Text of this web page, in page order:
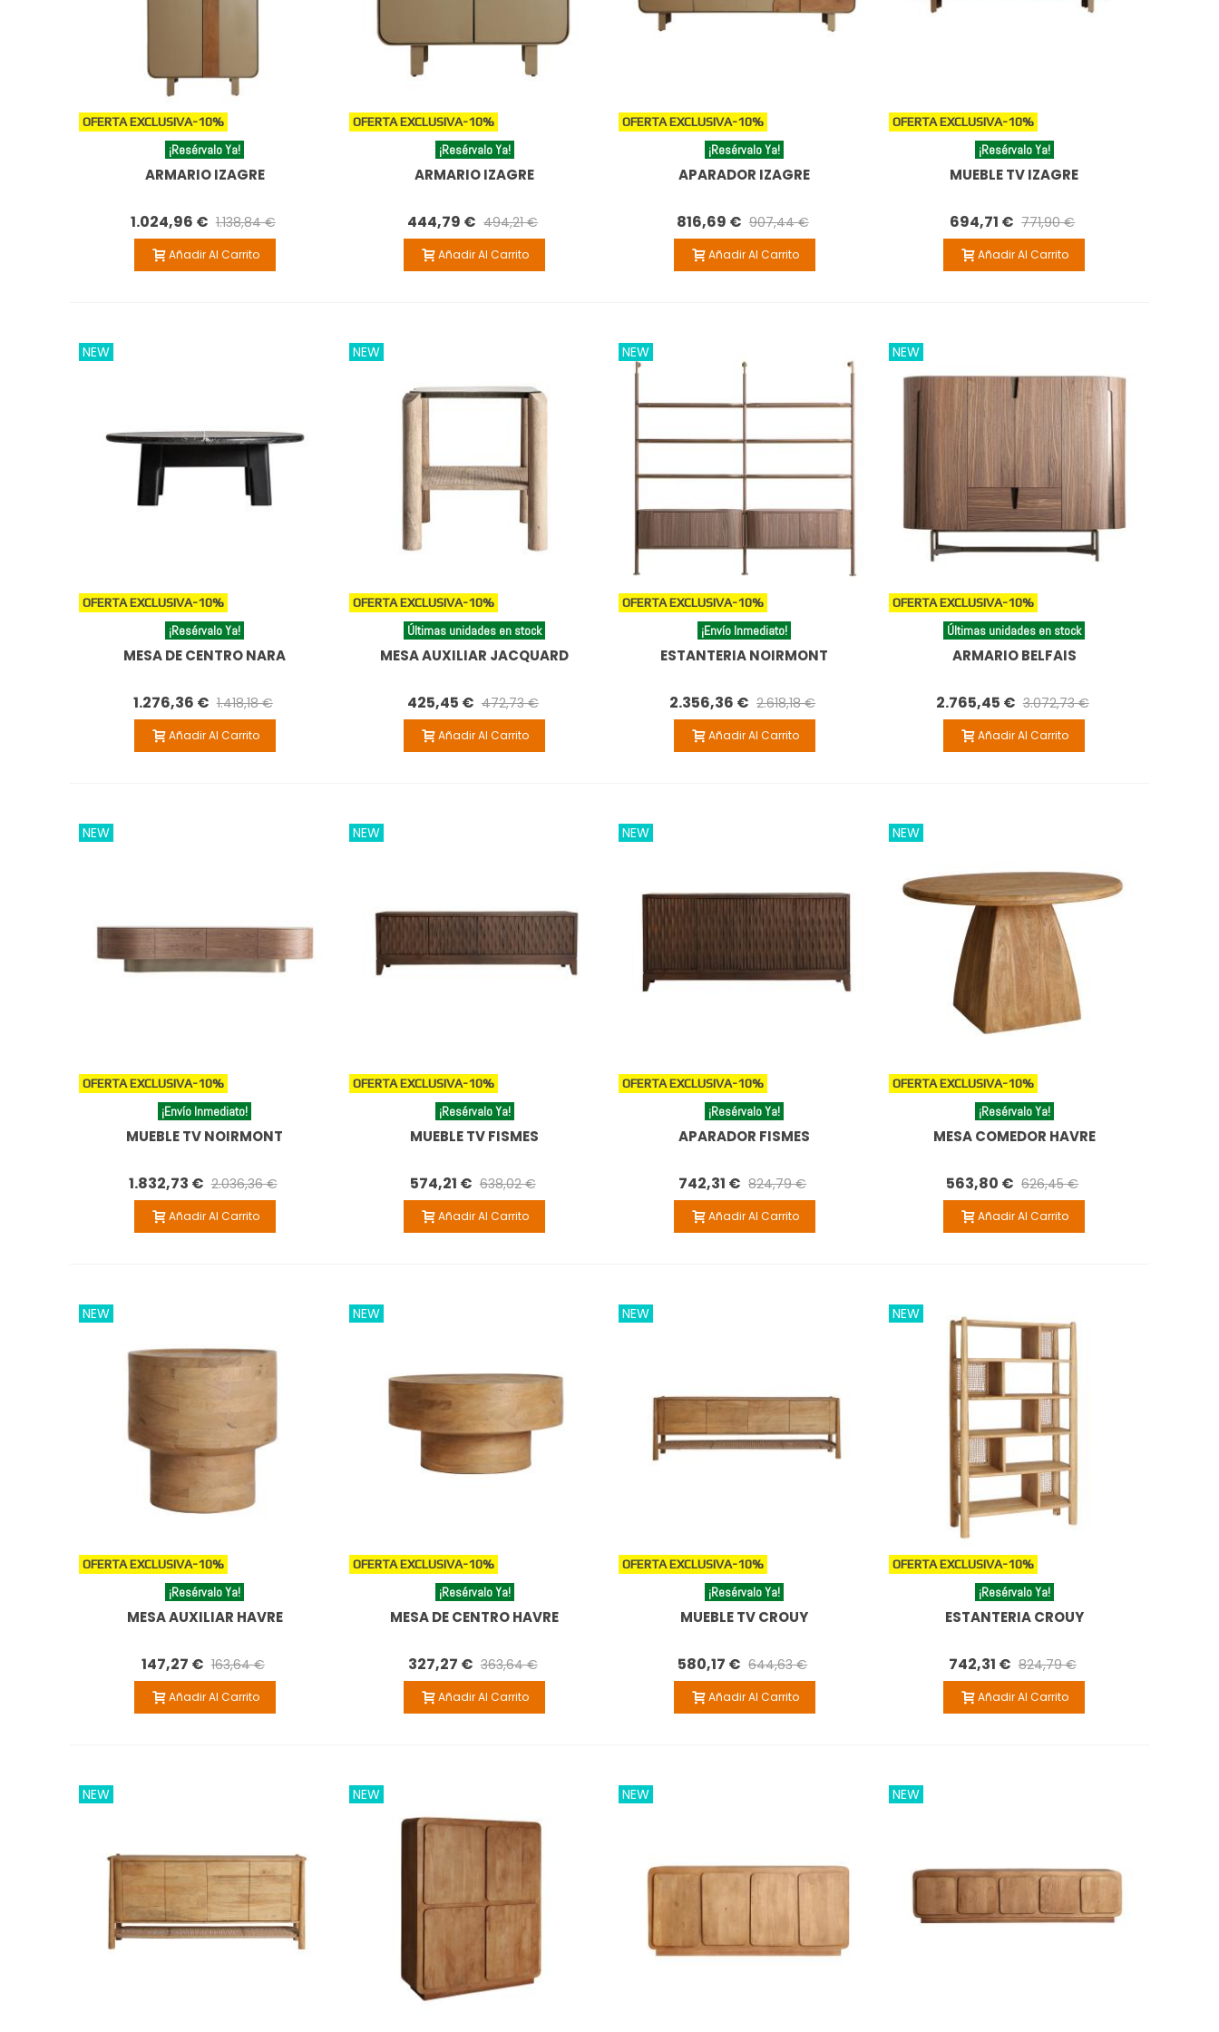
OFERTA EXCLUSIVA-10%
¡Resérvalo Ya!
ARMARIO IZAGRE
1.024,96 € 1.138,84 €
Añadir Al Carrito
OFERTA EXCLUSIVA-10%
¡Resérvalo Ya!
ARMARIO IZAGRE
444,79 € 494,21 €
Añadir Al Carrito
OFERTA EXCLUSIVA-10%
¡Resérvalo Ya!
APARADOR IZAGRE
816,69 € 907,44 €
Añadir Al Carrito
OFERTA EXCLUSIVA-10%
¡Resérvalo Ya!
MUEBLE TV IZAGRE
694,71 € 771,90 €
Añadir Al Carrito
NEW
OFERTA EXCLUSIVA-10%
¡Resérvalo Ya!
MESA DE CENTRO NARA
1.276,36 € 1.418,18 €
Añadir Al Carrito
NEW
OFERTA EXCLUSIVA-10%
Últimas unidades en stock
MESA AUXILIAR JACQUARD
425,45 € 472,73 €
Añadir Al Carrito
NEW
OFERTA EXCLUSIVA-10%
¡Envío Inmediato!
ESTANTERIA NOIRMONT
2.356,36 € 2.618,18 €
Añadir Al Carrito
NEW
OFERTA EXCLUSIVA-10%
Últimas unidades en stock
ARMARIO BELFAIS
2.765,45 € 3.072,73 €
Añadir Al Carrito
NEW
OFERTA EXCLUSIVA-10%
¡Envío Inmediato!
MUEBLE TV NOIRMONT
1.832,73 € 2.036,36 €
Añadir Al Carrito
NEW
OFERTA EXCLUSIVA-10%
¡Resérvalo Ya!
MUEBLE TV FISMES
574,21 € 638,02 €
Añadir Al Carrito
NEW
OFERTA EXCLUSIVA-10%
¡Resérvalo Ya!
APARADOR FISMES
742,31 € 824,79 €
Añadir Al Carrito
NEW
OFERTA EXCLUSIVA-10%
¡Resérvalo Ya!
MESA COMEDOR HAVRE
563,80 € 626,45 €
Añadir Al Carrito
NEW
OFERTA EXCLUSIVA-10%
¡Resérvalo Ya!
MESA AUXILIAR HAVRE
147,27 € 163,64 €
Añadir Al Carrito
NEW
OFERTA EXCLUSIVA-10%
¡Resérvalo Ya!
MESA DE CENTRO HAVRE
327,27 € 363,64 €
Añadir Al Carrito
NEW
OFERTA EXCLUSIVA-10%
¡Resérvalo Ya!
MUEBLE TV CROUY
580,17 € 644,63 €
Añadir Al Carrito
NEW
OFERTA EXCLUSIVA-10%
¡Resérvalo Ya!
ESTANTERIA CROUY
742,31 € 824,79 €
Añadir Al Carrito
NEW NEW NEW NEW